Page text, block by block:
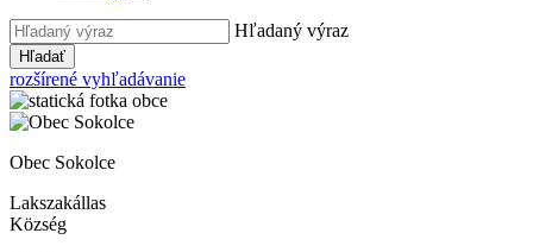
Hľadaný výraz
Hľadať
rozšírené vyhľadávanie
Obec Sokolce
Lakszakállas
Község